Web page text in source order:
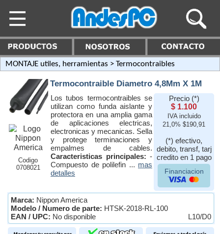
MONTAJE utiles, herramientas > Termocontraibles
Codigo
0708021
Termocontraible Diametro 4,8Mm X 1M
Los tubos termocontraibles se
utilizan como funda aislante y
protectora en una amplia gama
de aplicaciones electricas,
electronicas y mecanicas. Sella
y protege terminaciones y
empalmes de cables.
Caracteristicas principales: -
Compuesto de polilefin ... mas
detalles
Precio (*)
$ 1.100
IVA incluido
21,0% $190,91
(*) efectivo,
debito, transf, tarj
credito en 1 pago
Financiacion
Marca: Nippon America
Modelo / Numero de parte: HTSK-2018-RL-100
EAN / UPC: No disponible L10/D0